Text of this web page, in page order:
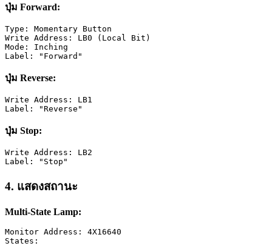
ปุ่ม Forward:
Type: Momentary Button
Write Address: LB0 (Local Bit)
Mode: Inching
Label: "Forward"
ปุ่ม Reverse:
Write Address: LB1
Label: "Reverse"
ปุ่ม Stop:
Write Address: LB2
Label: "Stop"
4. แสดงสถานะ
Multi-State Lamp:
Monitor Address: 4X16640
States: